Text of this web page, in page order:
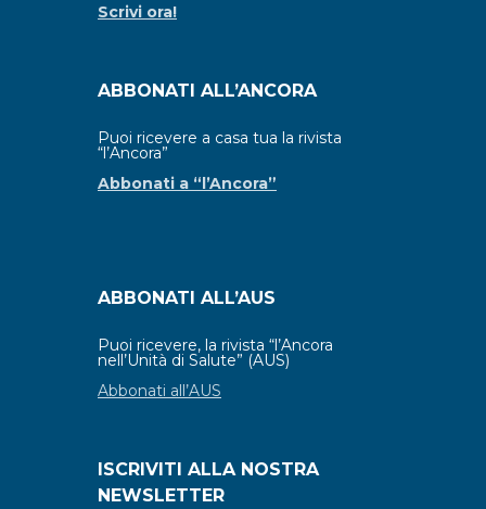
Scrivi ora!
ABBONATI ALL’ANCORA
Puoi ricevere a casa tua la rivista
“l’Ancora”
Abbonati a “l’Ancora”
ABBONATI ALL’AUS
Puoi ricevere, la rivista “l’Ancora
nell’Unità di Salute” (AUS)
Abbonati all’AUS
ISCRIVITI ALLA NOSTRA
NEWSLETTER